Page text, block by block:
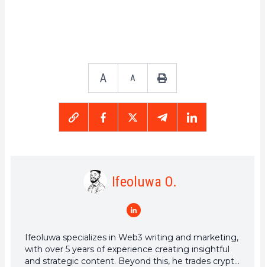
A A
Ifeoluwa O.
Ifeoluwa specializes in Web3 writing and marketing,
with over 5 years of experience creating insightful
and strategic content. Beyond this, he trades crypto